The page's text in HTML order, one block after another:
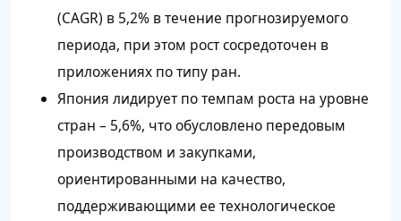
(CAGR) в 5,2% в течение прогнозируемого
периода, при этом рост сосредоточен в
приложениях по типу ран.
Япония лидирует по темпам роста на уровне
стран – 5,6%, что обусловлено передовым
производством и закупками,
ориентированными на качество,
поддерживающими ее технологическое